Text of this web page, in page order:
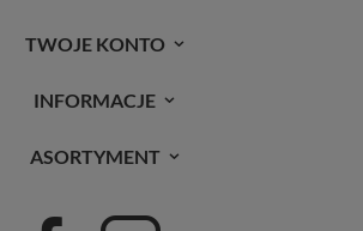
TWOJE KONTO
INFORMACJE
ASORTYMENT